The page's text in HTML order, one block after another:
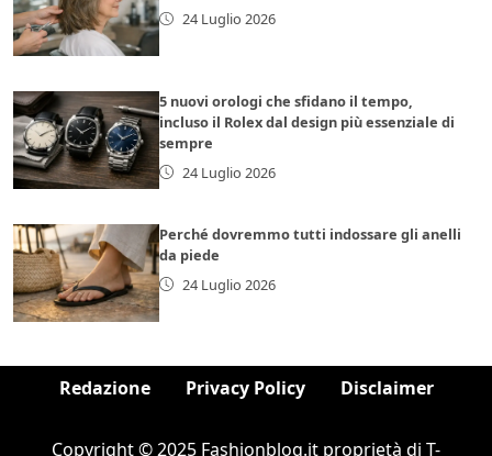
24 Luglio 2026
5 nuovi orologi che sfidano il tempo,
incluso il Rolex dal design più essenziale di
sempre
24 Luglio 2026
Perché dovremmo tutti indossare gli anelli
da piede
24 Luglio 2026
Redazione Privacy Policy Disclaimer
Copyright © 2025 Fashionblog.it proprietà di T-